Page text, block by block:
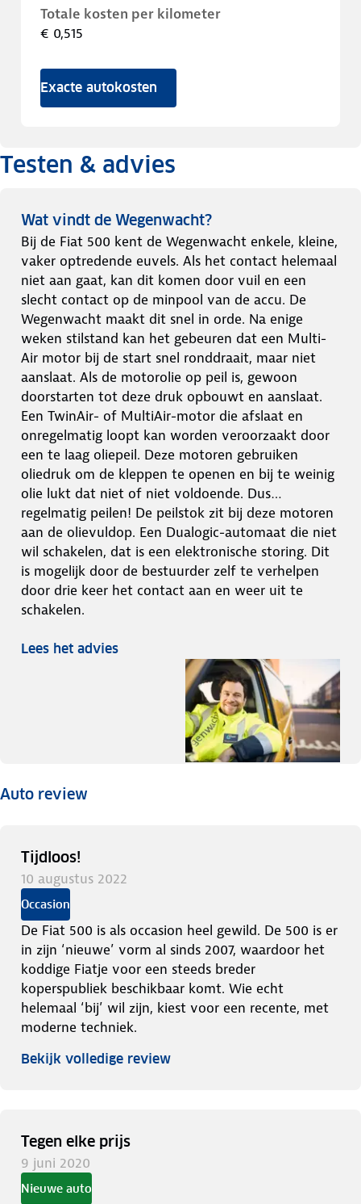
Totale kosten per kilometer
€ 0,515
Exacte autokosten
Testen & advies
Wat vindt de Wegenwacht?
Bij de Fiat 500 kent de Wegenwacht enkele, kleine,
vaker optredende euvels. Als het contact helemaal
niet aan gaat, kan dit komen door vuil en een
slecht contact op de minpool van de accu. De
Wegenwacht maakt dit snel in orde. Na enige
weken stilstand kan het gebeuren dat een Multi-
Air motor bij de start snel ronddraait, maar niet
aanslaat. Als de motorolie op peil is, gewoon
doorstarten tot deze druk opbouwt en aanslaat.
Een TwinAir- of MultiAir-motor die afslaat en
onregelmatig loopt kan worden veroorzaakt door
een te laag oliepeil. Deze motoren gebruiken
oliedruk om de kleppen te openen en bij te weinig
olie lukt dat niet of niet voldoende. Dus…
regelmatig peilen! De peilstok zit bij deze motoren
aan de olievuldop. Een Dualogic-automaat die niet
wil schakelen, dat is een elektronische storing. Dit
is mogelijk door de bestuurder zelf te verhelpen
door drie keer het contact aan en weer uit te
schakelen.
Lees het advies
Auto review
Tijdloos!
10 augustus 2022
Occasion
De Fiat 500 is als occasion heel gewild. De 500 is er
in zijn ‘nieuwe’ vorm al sinds 2007, waardoor het
koddige Fiatje voor een steeds breder
koperspubliek beschikbaar komt. Wie echt
helemaal ‘bij’ wil zijn, kiest voor een recente, met
moderne techniek.
Bekijk volledige review
Tegen elke prijs
9 juni 2020
Nieuwe auto